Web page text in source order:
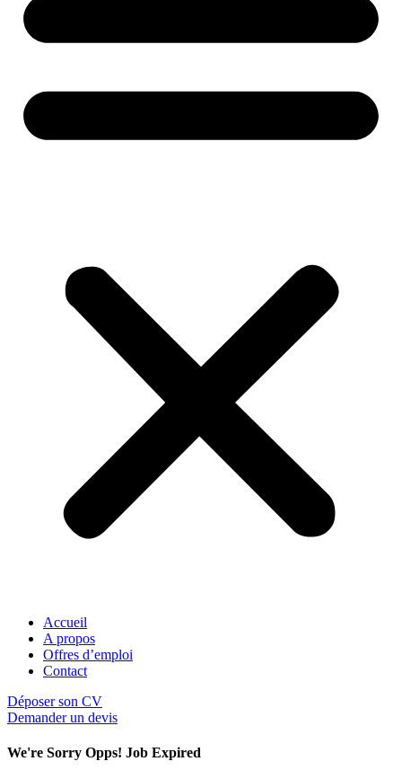
Accueil
A propos
Offres d’emploi
Contact
Déposer son CV
Demander un devis
We're Sorry Opps! Job Expired